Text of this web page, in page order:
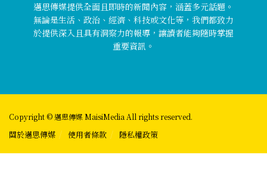
邁思傳媒提供全面且即時的新聞內容，涵蓋多元話題。
無論是生活、政治、經濟、科技或文化等，我們都致力
於提供深入且具有洞察力的報導，讓讀者能夠隨時掌握
重要資訊。
Copyright © 邁思傳媒 MaisiMedia All rights reserved.
關於邁思傳媒 使用者條款 隱私權政策